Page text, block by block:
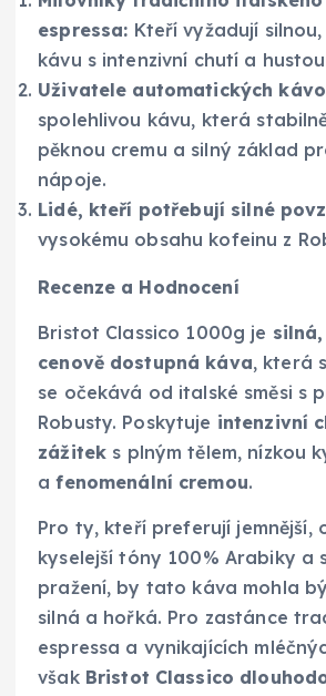
espressa: Kteří vyžadují
kávu s intenzivní chutí a
Uživatele automatických
spolehlivou kávu, která
pěknou cremu a silný základ
nápoje.
Lidé, kteří potřebují silné
vysokému obsahu kofeinu z
Recenze a Hodnocení
Bristot Classico 1000g je
cenově dostupná káva, která
se očekává od italské směsi s
Robusty. Poskytuje intenzivní
zážitek s plným tělem, nízkou
afenomenální cremou.
Pro ty, kteří preferují jemnější,
kyselejší tóny 100% Arabiky a
pražení, by tato káva mohla
silná a hořká. Pro zastánce
espressa a vynikajících
však Bristot Classico